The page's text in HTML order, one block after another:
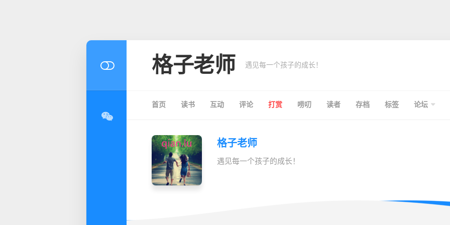
格子老师 遇见每一个孩子的成长！
首页 读书 互动 评论 打赏 唠叨 读者 存档 标签 论坛
格子老师
遇见每一个孩子的成长！